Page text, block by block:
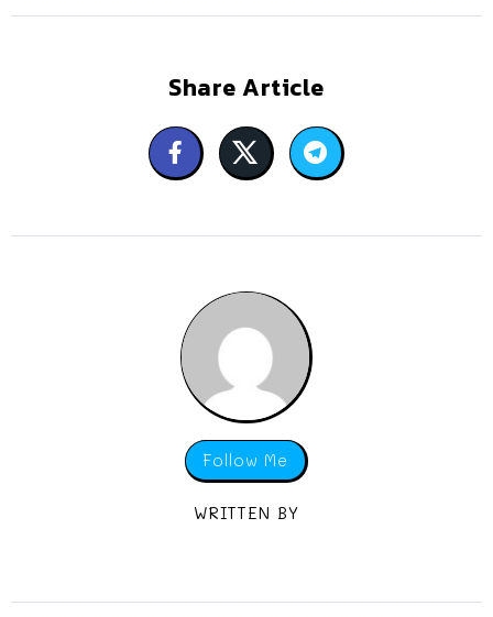
Share Article
Follow Me
WRITTEN BY